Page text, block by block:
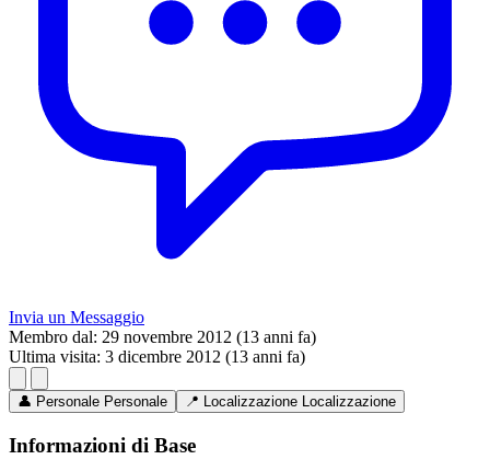
Invia un Messaggio
Membro dal: 29 novembre 2012 (13 anni fa)
Ultima visita: 3 dicembre 2012 (13 anni fa)
👤 Personale Personale 📍 Localizzazione Localizzazione
Informazioni di Base